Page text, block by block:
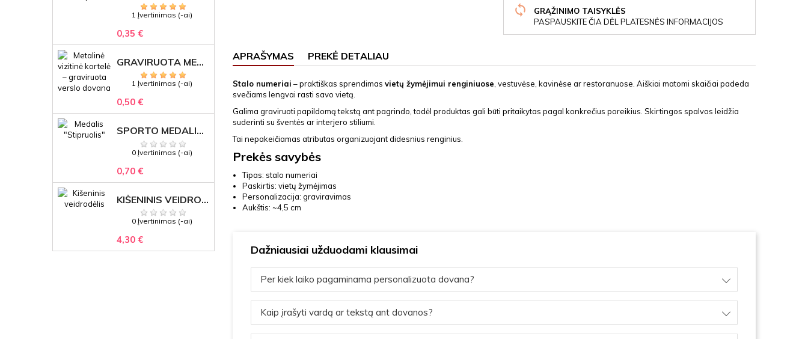
1 Įvertinimas (-ai)
0,35 €
GRAVIRUOTA METALINĖ VIZITINĖ KORTELĖ SU LOGOTIPU – REPREZENTACINĖ VERSLO DOVANA
1 Įvertinimas (-ai)
0,50 €
SPORTO MEDALIS "STIPRUOLIS" SU GRAVIRUOTU TEKSTU
0 Įvertinimas (-ai)
0,70 €
KIŠENINIS VEIDRODĖLIS
0 Įvertinimas (-ai)
4,30 €
GRĄŽINIMO TAISYKLĖS
PASPAUSKITE ČIA DĖL PLATESNĖS INFORMACIJOS
APRAŠYMAS PREKĖ DETALIAU
Stalo numeriai – praktiškas sprendimas vietų žymėjimui renginiuose, vestuvėse, kavinėse ar restoranuose. Aiškiai matomi skaičiai padeda
svečiams lengvai rasti savo vietą.
Galima graviruoti papildomą tekstą ant pagrindo, todėl produktas gali būti pritaikytas pagal konkrečius poreikius. Skirtingos spalvos leidžia
suderinti su šventės ar interjero stiliumi.
Tai nepakeičiamas atributas organizuojant didesnius renginius.
Prekės savybės
Tipas: stalo numeriai
Paskirtis: vietų žymėjimas
Personalizacija: graviravimas
Aukštis: ~4,5 cm
Dažniausiai užduodami klausimai
Per kiek laiko pagaminama personalizuota dovana?
Kaip įrašyti vardą ar tekstą ant dovanos?